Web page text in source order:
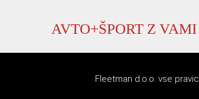
AVTO+ŠPORT Z
Fleetman d.o.o. vse